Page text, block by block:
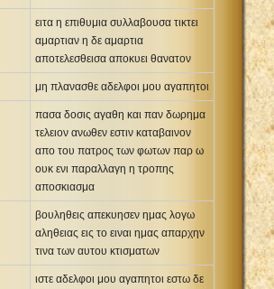
ειτα η επιθυμια συλλαβουσα τικτει
αμαρτιαν η δε αμαρτια
αποτελεσθεισα αποκυει θανατον
μη πλανασθε αδελφοι μου αγαπητοι
πασα δοσις αγαθη και παν δωρημα
τελειον ανωθεν εστιν καταβαινον
απο του πατρος των φωτων παρ ω
ουκ ενι παραλλαγη η τροπης
αποσκιασμα
βουληθεις απεκυησεν ημας λογω
αληθειας εις το ειναι ημας απαρχην
τινα των αυτου κτισματων
ιστε αδελφοι μου αγαπητοι εστω δε